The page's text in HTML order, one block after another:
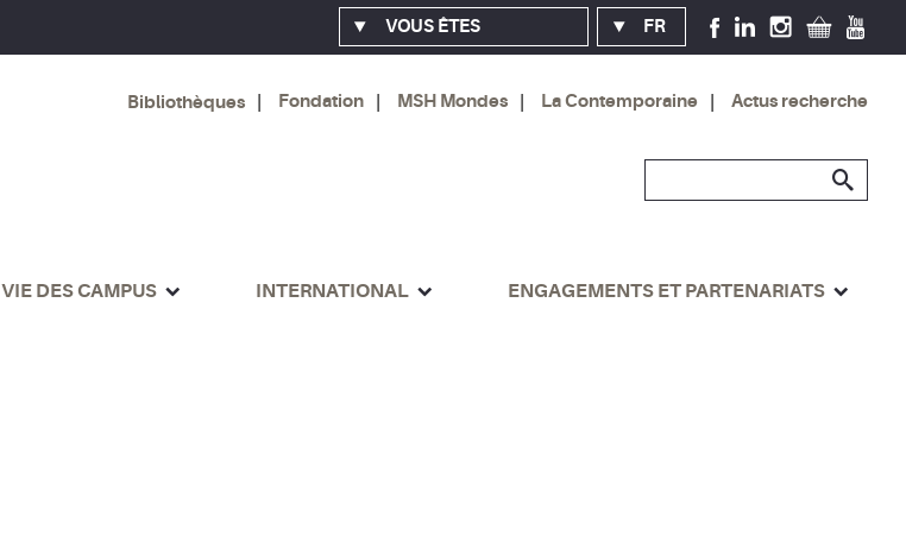
VOUS ÊTES FR
Bibliothèques Fondation MSH Mondes La Contemporaine Actus recherche
VIE DES CAMPUS INTERNATIONAL ENGAGEMENTS ET PARTENARIATS